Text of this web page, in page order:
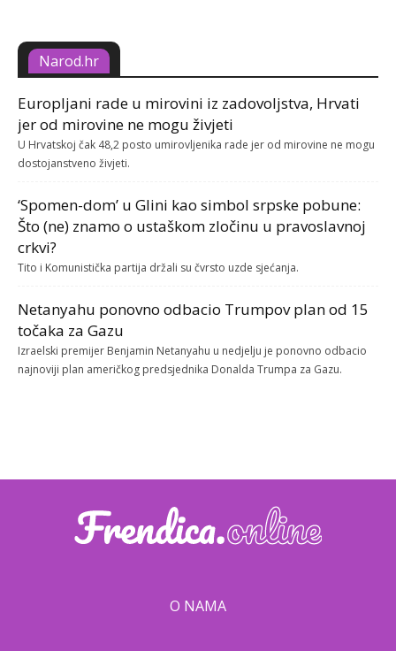
Narod.hr
Europljani rade u mirovini iz zadovoljstva, Hrvati
jer od mirovine ne mogu živjeti
U Hrvatskoj čak 48,2 posto umirovljenika rade jer od mirovine ne mogu
dostojanstveno živjeti.
‘Spomen-dom’ u Glini kao simbol srpske pobune:
Što (ne) znamo o ustaškom zločinu u pravoslavnoj
crkvi?
Tito i Komunistička partija držali su čvrsto uzde sjećanja.
Netanyahu ponovno odbacio Trumpov plan od 15
točaka za Gazu
Izraelski premijer Benjamin Netanyahu u nedjelju je ponovno odbacio
najnoviji plan američkog predsjednika Donalda Trumpa za Gazu.
O NAMA